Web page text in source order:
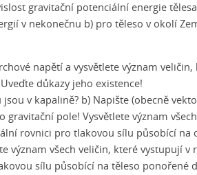
gravitační potenciální energie
v nekonečnu b) pro těleso v okolí
napětí a vysvětlete význam
důkazy jeho existence!
v kapalině? b) Napište (obecně
pole! Vysvětlete význam
rovnici pro tlakovou sílu působící na
význam všech veličin, které vystupují v
sílu působící na těleso ponořené